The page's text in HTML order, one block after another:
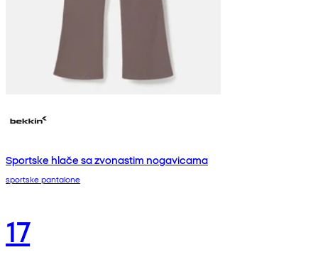
Sportske hlače sa zvonastim nogavicama
sportske pantalone
17